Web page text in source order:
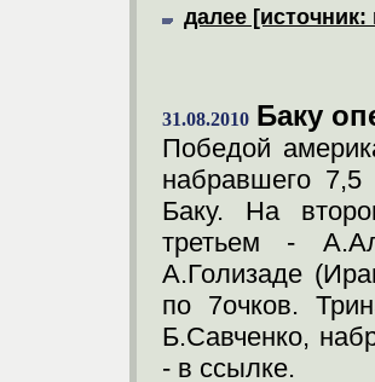
далее
31.08.2010 Баку
Победой
набравшего
Баку. На
третьем -
А.Голизаде
по 7очков.
Б.Савченко,
- в ссылке.